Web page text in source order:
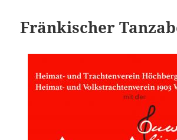
Fränkischer